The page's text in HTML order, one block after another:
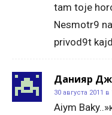
tam toje
Nesmotr9
privod9t
Данияр
30 августа 2011 в
Aiym